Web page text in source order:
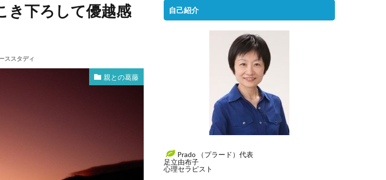
き下ろして優越感
ススタディ
親との葛藤
自己紹介
Prado （プラード）代表
足立由布子
心理セラピスト